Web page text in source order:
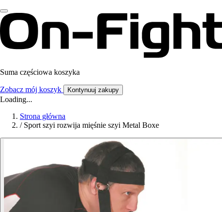
Suma częściowa koszyka
Zobacz mój koszyk Kontynuuj zakupy
Loading...
Strona główna
/ Sport szyi rozwija mięśnie szyi Metal Boxe